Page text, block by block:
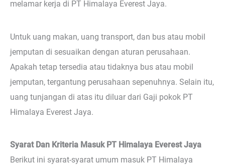
melamar kerja di PT Himalaya Everest Jaya.
Untuk uang makan, uang transport, dan bus atau mobil
jemputan di sesuaikan dengan aturan perusahaan.
Apakah tetap tersedia atau tidaknya bus atau mobil
jemputan, tergantung perusahaan sepenuhnya. Selain itu,
uang tunjangan di atas itu diluar dari Gaji pokok PT
Himalaya Everest Jaya.
Syarat Dan Kriteria Masuk PT Himalaya Everest Jaya
Berikut ini syarat-syarat umum masuk PT Himalaya